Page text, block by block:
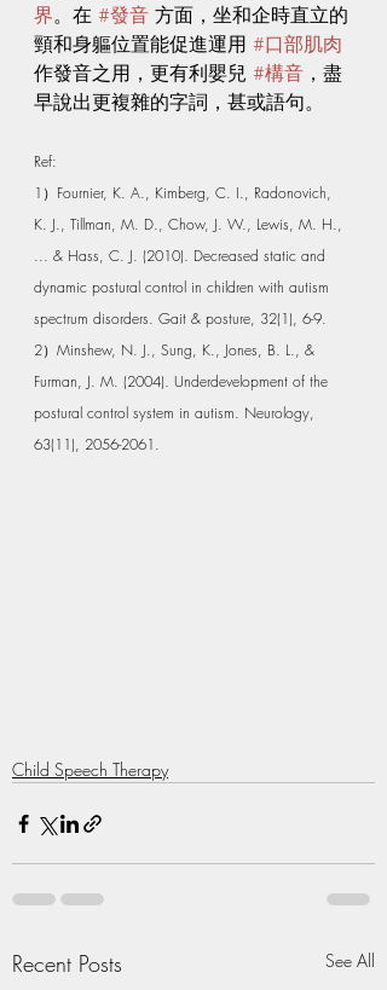
界。在 #發音 方面，坐和企時直立的
頸和身軀位置能促進運用 #口部肌肉
作發音之用，更有利嬰兒 #構音 ，盡
早說出更複雜的字詞，甚或語句。
Ref:
1）Fournier, K. A., Kimberg, C. I., Radonovich,
K. J., Tillman, M. D., Chow, J. W., Lewis, M. H.,
... & Hass, C. J. (2010). Decreased static and
dynamic postural control in children with autism
spectrum disorders. Gait & posture, 32(1), 6-9.
2）Minshew, N. J., Sung, K., Jones, B. L., &
Furman, J. M. (2004). Underdevelopment of the
postural control system in autism. Neurology,
63(11), 2056-2061.
Child Speech Therapy
Recent Posts See All